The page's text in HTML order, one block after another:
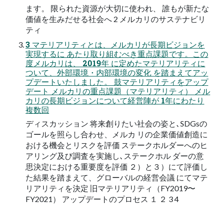
ます。 限られた資源が⼤切に使われ、 誰もが新たな
価値を⽣みだせる社会へ 2 メルカリのサステナビリ
ティ
3 マテリアリティとは、メルカリが⻑期ビジョンを
実現するに あたり取り組むべき重点課題です。この
度メルカリは、 2019年 に定めたマテリアリティに
ついて、外部環境・内部環境の変化 を踏まえてアッ
プデートいたしました。 ⿎マテリアリティをアップ
デート メルカリの重点課題（マテリアリティ） メル
カリの⻑期ビジョンについて経営陣が 1年にわたり
複数回
ディスカッション 将来創りたい社会の姿と､SDGsの
ゴールを照らし合わせ、メルカ リの企業価値創造に
おける機会とリスクを評価 ステークホルダーへのヒ
アリング及び調査を実施し､ステークホル ダーの意
思決定における重要度を評価 ２）と３）にて評価し
た結果を踏まえて、グローバルの経営会議 にてマテ
リアリティを決定 旧マテリアリティ（FY2019〜
FY2021） アップデートのプロセス １ ２ 3 4